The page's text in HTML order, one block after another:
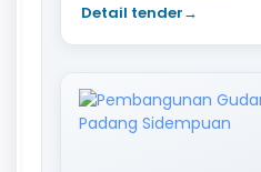
Detail tender→